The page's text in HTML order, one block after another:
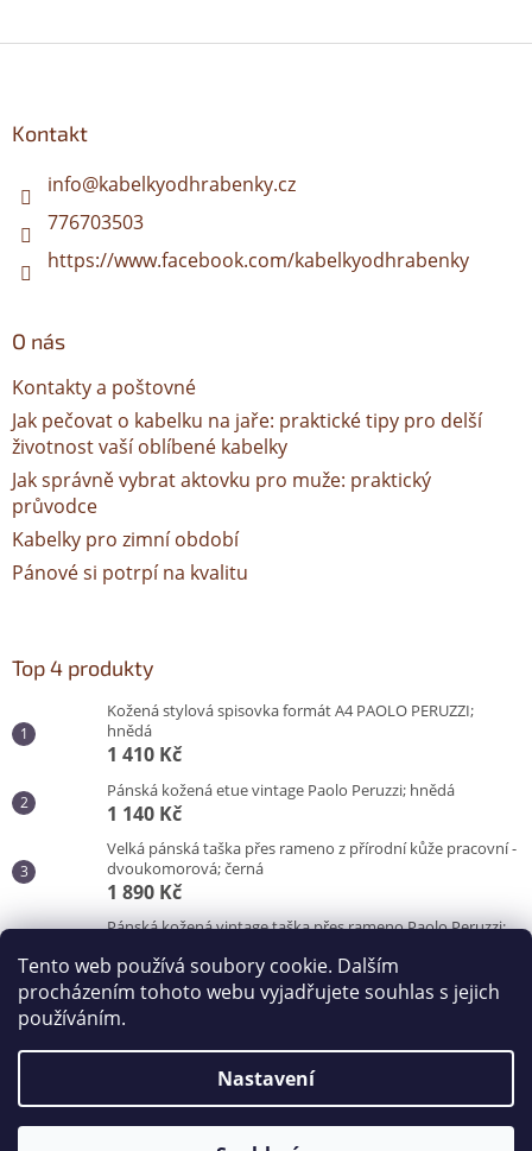
Tento web používá soubory cookie. Dalším
procházením tohoto webu vyjadřujete souhlas s jejich
používáním.
Nastavení
Kontakt
info@kabelkyodhrabenky.cz
776703503
https://www.facebook.com/kabelkyodhrabenky
O nás
Kontakty a poštovné
Jak pečovat o kabelku na jaře: praktické tipy pro delší
životnost vaší oblíbené kabelky
Jak správně vybrat aktovku pro muže: praktický
průvodce
Kabelky pro zimní období
Pánové si potrpí na kvalitu
Top 4 produkty
Kožená stylová spisovka formát A4 PAOLO PERUZZI;
hnědá
1 410 Kč
Pánská kožená etue vintage Paolo Peruzzi; hnědá
1 140 Kč
Velká pánská taška přes rameno z přírodní kůže pracovní -
dvoukomorová; černá
1 890 Kč
Pánská kožená vintage taška přes rameno Paolo Peruzzi;
3 100 Kč
Vytvořil Shoptet
Copyright 2026Kabelky od Hraběnky. Všechna práva